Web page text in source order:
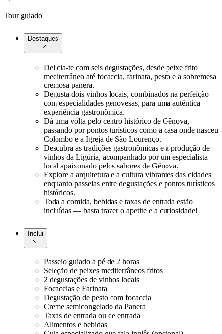
Tour guiado
Destaques
Delicia-te com seis degustações, desde peixe frito
mediterrâneo até focaccia, farinata, pesto e a sobremesa
cremosa panera.
Degusta dois vinhos locais, combinados na perfeição
com especialidades genovesas, para uma autêntica
experiência gastronômica.
Dá uma volta pelo centro histórico de Gênova,
passando por pontos turísticos como a casa onde nasceu
Colombo e a Igreja de São Lourenço.
Descubra as tradições gastronômicas e a produção de
vinhos da Ligúria, acompanhado por um especialista
local apaixonado pelos sabores de Gênova.
Explore a arquitetura e a cultura vibrantes das cidades
enquanto passeias entre degustações e pontos turísticos
históricos.
Toda a comida, bebidas e taxas de entrada estão
incluídas — basta trazer o apetite e a curiosidade!
Inclui
Passeio guiado a pé de 2 horas
Seleção de peixes mediterrâneos fritos
2 degustações de vinhos locais
Focaccias e Farinata
Degustação de pesto com focaccia
Creme semicongelado da Panera
Taxas de entrada ou de entrada
Alimentos e bebidas